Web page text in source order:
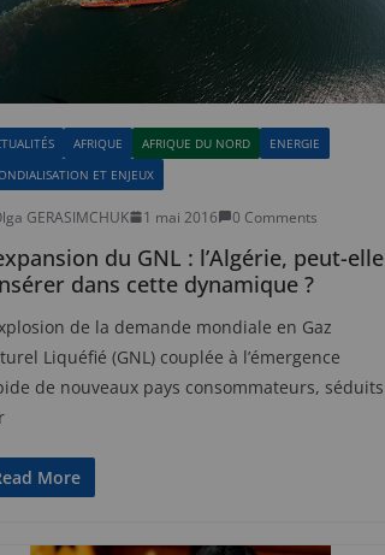
AFRIQUE AFRIQUE DU NORD
ENERGIE
ET ENJEUX
GERASIMCHUK 1 mai 2016 0 Comments
du GNL : l’Algérie, peut-elle
dans cette dynamique ?
de la demande mondiale en Gaz
Liquéfié (GNL) couplée à l’émergence
de nouveaux pays consommateurs, séduits
More